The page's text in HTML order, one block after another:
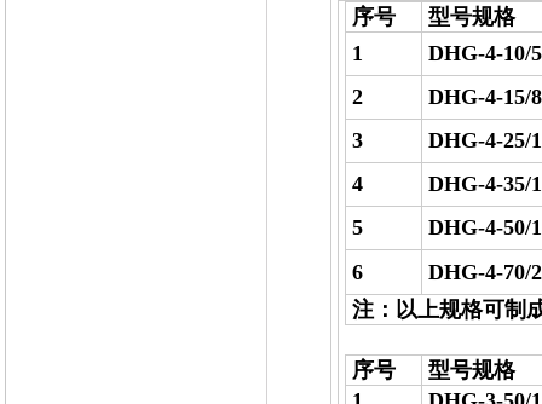
序号
型号规格
1
DHG-4-10/
2
DHG-4-15/
3
DHG-4-25/
4
DHG-4-35/
5
DHG-4-50/
6
DHG-4-70/
注：以上规格可制
序号
型号规格